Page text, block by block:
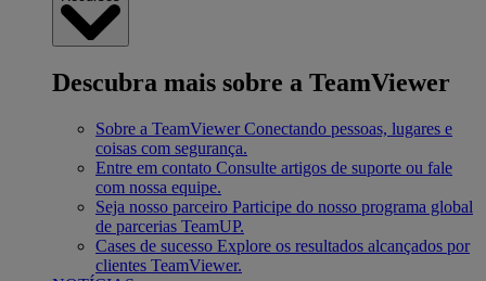
Descubra mais sobre a TeamViewer
Sobre a TeamViewer Conectando pessoas, lugares e
coisas com segurança.
Entre em contato Consulte artigos de suporte ou fale
com nossa equipe.
Seja nosso parceiro Participe do nosso programa global
de parcerias TeamUP.
Cases de sucesso Explore os resultados alcançados por
clientes TeamViewer.